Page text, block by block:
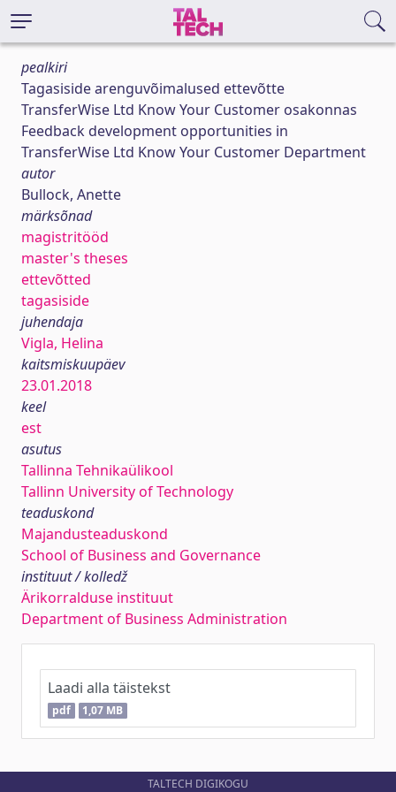
pealkiri
Tagasiside arenguvõimalused ettevõtte
TransferWise Ltd Know Your Customer osakonnas
Feedback development opportunities in
TransferWise Ltd Know Your Customer Department
autor
Bullock, Anette
märksõnad
magistritööd
master's theses
ettevõtted
tagasiside
juhendaja
Vigla, Helina
kaitsmiskuupäev
23.01.2018
keel
est
asutus
Tallinna Tehnikaülikool
Tallinn University of Technology
teaduskond
Majandusteaduskond
School of Business and Governance
instituut / kolledž
Ärikorralduse instituut
Department of Business Administration
Laadi alla täistekst
pdf 1,07 MB
TALTECH DIGIKOGU